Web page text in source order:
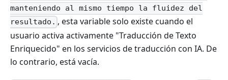
manteniendo al mismo tiempo la fluidez del
resultado. , esta variable solo existe cuando el
usuario activa activamente "Traducción de Texto
Enriquecido" en los servicios de traducción con IA. De
lo contrario, está vacía.